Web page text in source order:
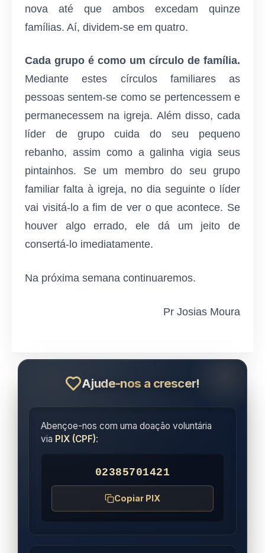
nova até que ambos excedam quinze
famílias. Aí, dividem-se em quatro.
Cada grupo é como um círculo de família.
Mediante estes círculos familiares as
pessoas sentem-se como se pertencessem e
permanecessem na igreja. Além disso, cada
líder de grupo cuida do seu pequeno
rebanho, assim como a galinha vigia seus
pintainhos. Se um membro do seu grupo
familiar falta à igreja, no dia seguinte o líder
vai visitá-lo a fim de ver o que acontece. Se
houver algo errado, ele dá um jeito de
consertá-lo imediatamente.
Na próxima semana continuaremos.
Pr Josias Moura
Ajude-nos a crescer!
Abençoe-nos com uma doação voluntária
via PIX (CPF):
02385701421
Copiar PIX